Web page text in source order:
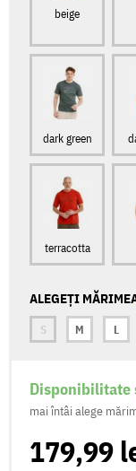
beige
dark green
terracotta
ALEGEȚI
S
M L
mai întâi alege
179,99